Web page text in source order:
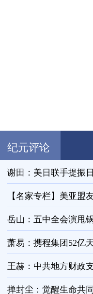
纪元评论
谢田：美日联手提振
【名家专栏】美亚盟
岳山：五中全会演甩
萧易：携程集团52亿
王赫：中共地方财政
掸封尘：觉醒生命共